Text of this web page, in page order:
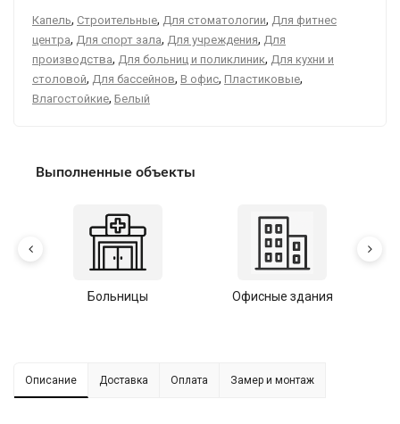
Капель, Строительные, Для стоматологии, Для фитнес
центра, Для спорт зала, Для учреждения, Для
производства, Для больниц и поликлиник, Для кухни и
столовой, Для бассейнов, В офис, Пластиковые,
Влагостойкие, Белый
Выполненные объекты
Больницы Офисные здания
Описание Доставка Оплата Замер и монтаж